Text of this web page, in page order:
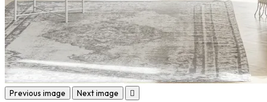
Previous image Next image 